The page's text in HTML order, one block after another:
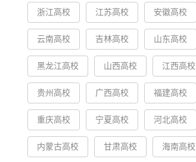
浙江高校 江苏高校 安徽高校
云南高校 吉林高校 山东高校
黑龙江高校 山西高校 江西高校
贵州高校 广西高校 福建高校
重庆高校 宁夏高校 河北高校
内蒙古高校 甘肃高校 海南高校